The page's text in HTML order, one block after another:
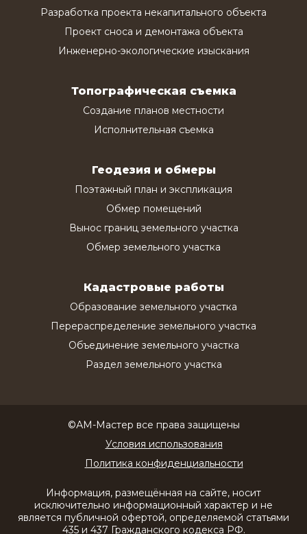
Разработка проекта некапитального объекта
Проект сноса и демонтажа объекта
Инженерно-экологические изыскания
Топографическая съемка
Создание планов местности
Исполнительная съемка
Геодезия и обмеры
Поэтажный план и экспликация
Обмер помещений
Вынос границ земельного участка
Обмер земельного участка
Кадастровые работы
Образование земельного участка
Перераспределение земельного участка
Объединение земельного участка
Раздел земельного участка
©АМ-Мастер все права защищены
Условия использования
Политика конфиденциальности
Информация, размещённая на сайте, носит
исключительно информационный характер и не
является публичной офертой, определяемой статьями
435 и 437 Гражданского кодекса РФ.